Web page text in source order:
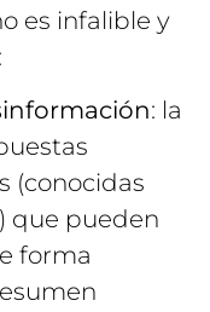
es infalible y
: la
(conocidas
que pueden
forma